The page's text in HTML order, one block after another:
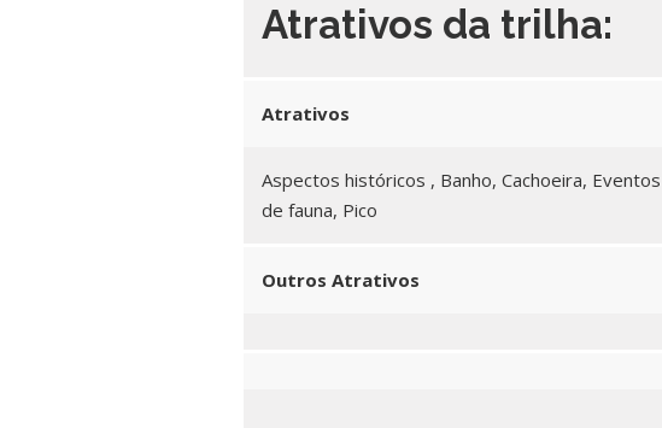
Atrativos da trilha:
Atrativos
Aspectos históricos , Banho, Cachoeira,
de fauna, Pico
Outros Atrativos